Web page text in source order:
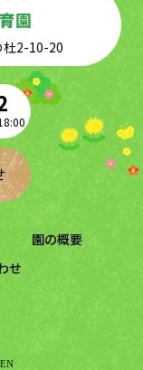
杜2-10-20
園の概要
せ